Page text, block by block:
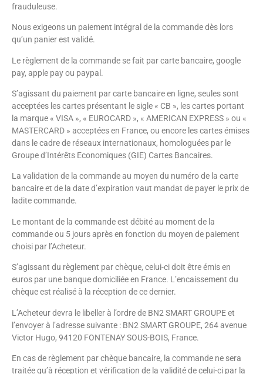
frauduleuse.
Nous exigeons un paiement intégral de la commande dès lors
qu’un panier est validé.
Le règlement de la commande se fait par carte bancaire, google
pay, apple pay ou paypal.
S’agissant du paiement par carte bancaire en ligne, seules sont
acceptées les cartes présentant le sigle « CB », les cartes portant
la marque « VISA », « EUROCARD », « AMERICAN EXPRESS » ou «
MASTERCARD » acceptées en France, ou encore les cartes émises
dans le cadre de réseaux internationaux, homologuées par le
Groupe d’Intérêts Economiques (GIE) Cartes Bancaires.
La validation de la commande au moyen du numéro de la carte
bancaire et de la date d’expiration vaut mandat de payer le prix de
ladite commande.
Le montant de la commande est débité au moment de la
commande ou 5 jours après en fonction du moyen de paiement
choisi par l’Acheteur.
S’agissant du règlement par chèque, celui-ci doit être émis en
euros par une banque domiciliée en France. L’encaissement du
chèque est réalisé à la réception de ce dernier.
L’Acheteur devra le libeller à l’ordre de BN2 SMART GROUPE et
l’envoyer à l’adresse suivante : BN2 SMART GROUPE, 264 avenue
Victor Hugo, 94120 FONTENAY SOUS-BOIS, France.
En cas de règlement par chèque bancaire, la commande ne sera
traitée qu’à réception et vérification de la validité de celui-ci par la